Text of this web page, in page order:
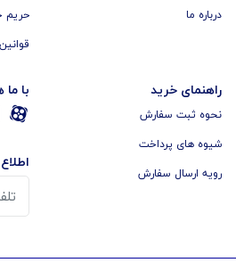
درباره ما
راهنمای خرید
نحوه ثبت سفارش
شیوه های پرداخت
رویه ارسال سفارش
با